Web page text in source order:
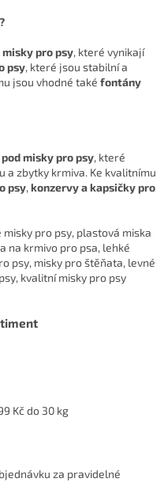
pro psy, které vynikají
psy, které jsou stabilní a
jsou vhodné také fontány
misky pro psy, které
a zbytky krmiva. Ke kvalitnímu
psy, konzervy a kapsičky pro
misky pro psy, plastová miska
na krmivo pro psa, lehké
psy, misky pro štěňata, levné
kvalitní misky pro psy
Kč do 30 kg
za pravidelné